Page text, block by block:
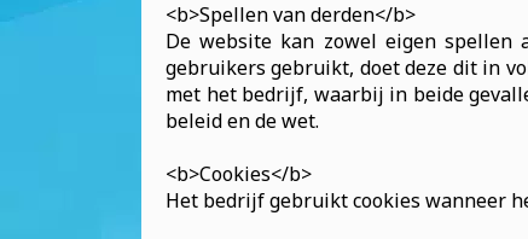
<b>Spellen van derden</b>
De website kan zowel eigen spellen
gebruikers gebruikt, doet deze dit in
met het bedrijf, waarbij in beide
beleid en de wet.
<b>Cookies</b>
Het bedrijf gebruikt cookies wanneer